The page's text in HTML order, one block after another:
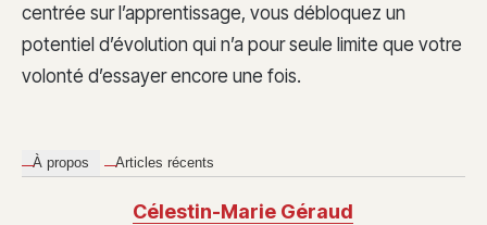
centrée sur l’apprentissage, vous débloquez un
potentiel d’évolution qui n’a pour seule limite que votre
volonté d’essayer encore une fois.
À propos Articles récents
Célestin-Marie Géraud